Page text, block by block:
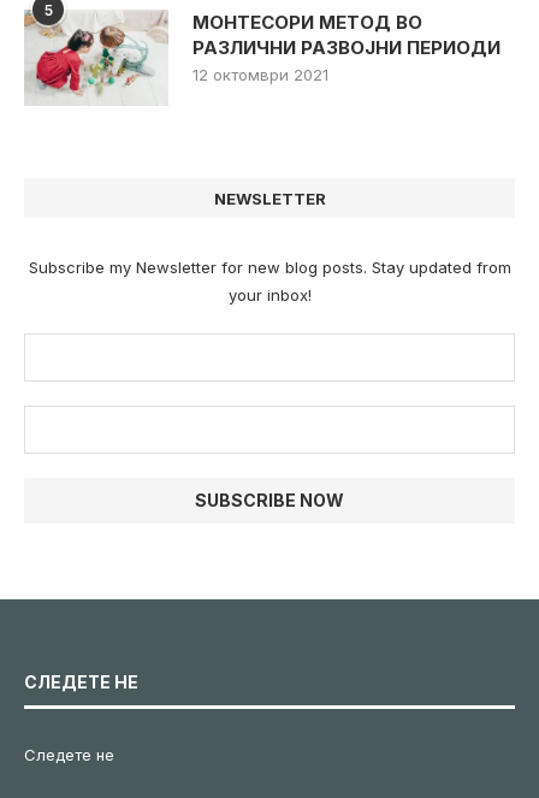
5
МОНТЕСОРИ МЕТОД ВО
РАЗЛИЧНИ РАЗВОЈНИ ПЕРИОДИ
12 октомври 2021
NEWSLETTER
Subscribe my Newsletter for new blog posts. Stay updated from
your inbox!
СЛЕДЕТЕ НЕ
Следете не